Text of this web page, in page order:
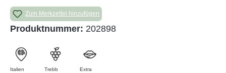
Zum Merkzettel hinzufügen
Produktnummer: 202898
Italien
Trebb
Extra